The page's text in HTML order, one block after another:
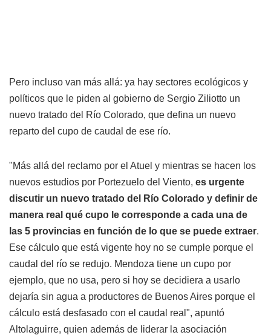
Pero incluso van más allá: ya hay sectores ecológicos y
políticos que le piden al gobierno de Sergio Ziliotto un
nuevo tratado del Río Colorado, que defina un nuevo
reparto del cupo de caudal de ese río.
"Más allá del reclamo por el Atuel y mientras se hacen los
nuevos estudios por Portezuelo del Viento, es urgente
discutir un nuevo tratado del Río Colorado y definir de
manera real qué cupo le corresponde a cada una de
las 5 provincias en función de lo que se puede extraer.
Ese cálculo que está vigente hoy no se cumple porque el
caudal del río se redujo. Mendoza tiene un cupo por
ejemplo, que no usa, pero si hoy se decidiera a usarlo
dejaría sin agua a productores de Buenos Aires porque el
cálculo está desfasado con el caudal real", apuntó
Altolaguirre, quien además de liderar la asociación